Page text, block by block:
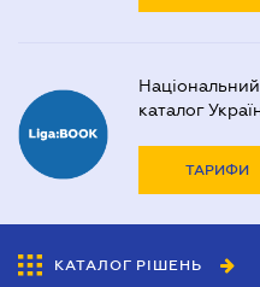
каталог
ТАРИФИ
КАТАЛОГ РІШЕНЬ